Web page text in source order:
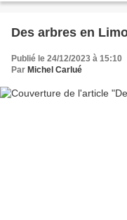
Publié le 24/12/2023 à 15:10
Par Michel Carlué